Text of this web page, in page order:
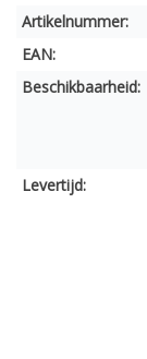
Artikelnummer:
EAN:
Beschikbaarheid:
Levertijd: